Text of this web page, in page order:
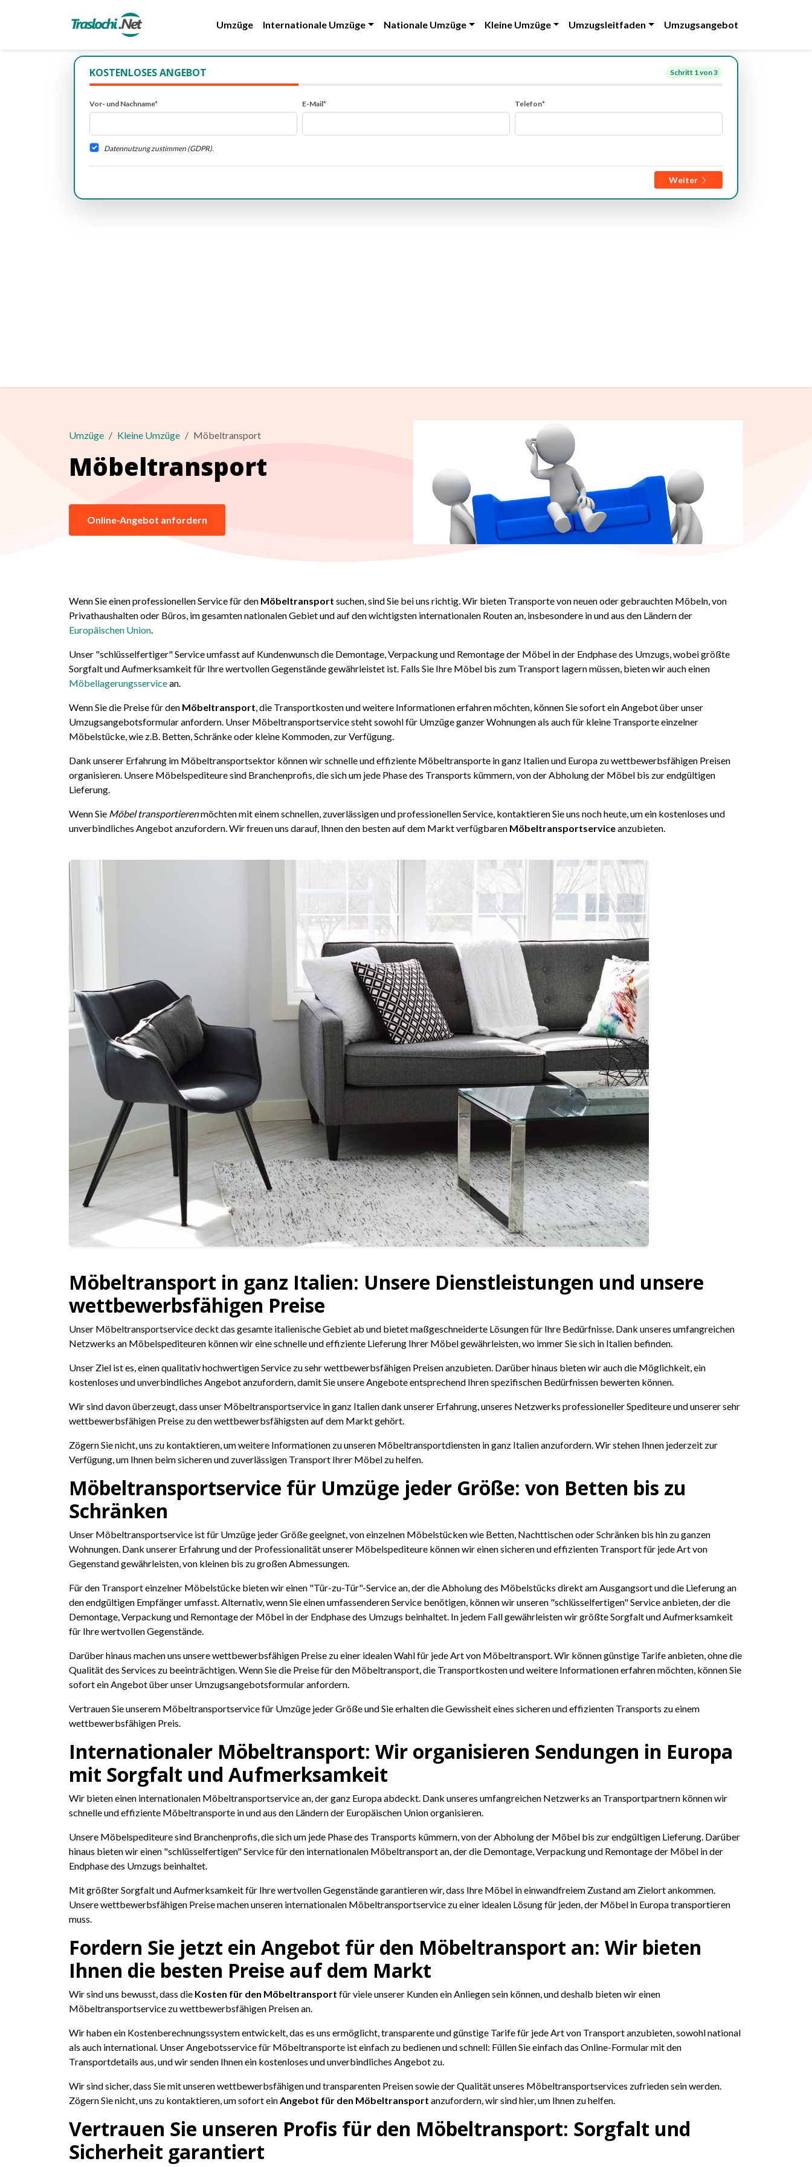
Umzüge Internationale Umzüge Nationale Umzüge Kleine Umzüge Umzugsleitfaden Umzugsangebot
KOSTENLOSES ANGEBOT Schritt 1von 3
Vor- und Nachname* E-Mail* Telefon*
Datennutzung zustimmen (GDPR).
Weiter
Umzüge Kleine Umzüge Möbeltransport
Möbeltransport
Online-Angebot anfordern
Wenn Sie einen professionellen Service für den Möbeltransport suchen, sind Sie bei uns richtig. Wir bieten Transporte von neuen oder gebrauchten Möbeln, von
Privathaushalten oder Büros, im gesamten nationalen Gebiet und auf den wichtigsten internationalen Routen an, insbesondere in und aus den Ländern der
Europäischen Union.
Unser "schlüsselfertiger" Service umfasst auf Kundenwunsch die Demontage, Verpackung und Remontage der Möbel in der Endphase des Umzugs, wobei größte
Sorgfalt und Aufmerksamkeit für Ihre wertvollen Gegenstände gewährleistet ist. Falls Sie Ihre Möbel bis zum Transport lagern müssen, bieten wir auch einen
Möbellagerungsservicean.
Wenn Sie die Preise für den Möbeltransport, die Transportkosten und weitere Informationen erfahren möchten, können Sie sofort ein Angebot über unser
Umzugsangebotsformular anfordern. Unser Möbeltransportservice steht sowohl für Umzüge ganzer Wohnungen als auch für kleine Transporte einzelner
Möbelstücke, wie z.B. Betten, Schränke oder kleine Kommoden, zur Verfügung.
Dank unserer Erfahrung im Möbeltransportsektor können wir schnelle und effiziente Möbeltransporte in ganz Italien und Europa zu wettbewerbsfähigen Preisen
organisieren. Unsere Möbelspediteure sind Branchenprofis, die sich um jede Phase des Transports kümmern, von der Abholung der Möbel bis zur endgültigen
Lieferung.
Wenn Sie Möbel transportierenmöchten mit einem schnellen, zuverlässigen und professionellen Service, kontaktieren Sie uns noch heute, um ein kostenloses und
unverbindliches Angebot anzufordern. Wir freuen uns darauf, Ihnen den besten auf dem Markt verfügbaren Möbeltransportserviceanzubieten.
Möbeltransport in ganz Italien: Unsere Dienstleistungen und unsere
wettbewerbsfähigen Preise
Unser Möbeltransportservice deckt das gesamte italienische Gebiet ab und bietet maßgeschneiderte Lösungen für Ihre Bedürfnisse. Dank unseres umfangreichen
Netzwerks an Möbelspediteuren können wir eine schnelle und effiziente Lieferung Ihrer Möbel gewährleisten, wo immer Sie sich in Italien befinden.
Unser Ziel ist es, einen qualitativ hochwertigen Service zu sehr wettbewerbsfähigen Preisen anzubieten. Darüber hinaus bieten wir auch die Möglichkeit, ein
kostenloses und unverbindliches Angebot anzufordern, damit Sie unsere Angebote entsprechend Ihren spezifischen Bedürfnissen bewerten können.
Wir sind davon überzeugt, dass unser Möbeltransportservice in ganz Italien dank unserer Erfahrung, unseres Netzwerks professioneller Spediteure und unserer sehr
wettbewerbsfähigen Preise zu den wettbewerbsfähigsten auf dem Markt gehört.
Zögern Sie nicht, uns zu kontaktieren, um weitere Informationen zu unseren Möbeltransportdiensten in ganz Italien anzufordern. Wir stehen Ihnen jederzeit zur
Verfügung, um Ihnen beim sicheren und zuverlässigen Transport Ihrer Möbel zu helfen.
Möbeltransportservice für Umzüge jeder Größe: von Betten bis zu
Schränken
Unser Möbeltransportservice ist für Umzüge jeder Größe geeignet, von einzelnen Möbelstücken wie Betten, Nachttischen oder Schränken bis hin zu ganzen
Wohnungen. Dank unserer Erfahrung und der Professionalität unserer Möbelspediteure können wir einen sicheren und effizienten Transport für jede Art von
Gegenstand gewährleisten, von kleinen bis zu großen Abmessungen.
Für den Transport einzelner Möbelstücke bieten wir einen "Tür-zu-Tür"-Service an, der die Abholung des Möbelstücks direkt am Ausgangsort und die Lieferung an
den endgültigen Empfänger umfasst. Alternativ, wenn Sie einen umfassenderen Service benötigen, können wir unseren "schlüsselfertigen" Service anbieten, der die
Demontage, Verpackung und Remontage der Möbel in der Endphase des Umzugs beinhaltet. In jedem Fall gewährleisten wir größte Sorgfalt und Aufmerksamkeit
für Ihre wertvollen Gegenstände.
Darüber hinaus machen uns unsere wettbewerbsfähigen Preise zu einer idealen Wahl für jede Art von Möbeltransport. Wir können günstige Tarife anbieten, ohne die
Qualität des Services zu beeinträchtigen. Wenn Sie die Preise für den Möbeltransport, die Transportkosten und weitere Informationen erfahren möchten, können Sie
sofort ein Angebot über unser Umzugsangebotsformular anfordern.
Vertrauen Sie unserem Möbeltransportservice für Umzüge jeder Größe und Sie erhalten die Gewissheit eines sicheren und effizienten Transports zu einem
wettbewerbsfähigen Preis.
Internationaler Möbeltransport: Wir organisieren Sendungen in Europa
mit Sorgfalt und Aufmerksamkeit
Wir bieten einen internationalen Möbeltransportservice an, der ganz Europa abdeckt. Dank unseres umfangreichen Netzwerks an Transportpartnern können wir
schnelle und effiziente Möbeltransporte in und aus den Ländern der Europäischen Union organisieren.
Unsere Möbelspediteure sind Branchenprofis, die sich um jede Phase des Transports kümmern, von der Abholung der Möbel bis zur endgültigen Lieferung. Darüber
hinaus bieten wir einen "schlüsselfertigen" Service für den internationalen Möbeltransport an, der die Demontage, Verpackung und Remontage der Möbel in der
Endphase des Umzugs beinhaltet.
Mit größter Sorgfalt und Aufmerksamkeit für Ihre wertvollen Gegenstände garantieren wir, dass Ihre Möbel in einwandfreiem Zustand am Zielort ankommen.
Unsere wettbewerbsfähigen Preise machen unseren internationalen Möbeltransportservice zu einer idealen Lösung für jeden, der Möbel in Europa transportieren
muss.
Fordern Sie jetzt ein Angebot für den Möbeltransport an: Wir bieten
Ihnen die besten Preise auf dem Markt
Wir sind uns bewusst, dass die Kosten für den Möbeltransport für viele unserer Kunden ein Anliegen sein können, und deshalb bieten wir einen
Möbeltransportservice zu wettbewerbsfähigen Preisen an.
Wir haben ein Kostenberechnungssystem entwickelt, das es uns ermöglicht, transparente und günstige Tarife für jede Art von Transport anzubieten, sowohl national
als auch international. Unser Angebotsservice für Möbeltransporte ist einfach zu bedienen und schnell: Füllen Sie einfach das Online-Formular mit den
Transportdetails aus, und wir senden Ihnen ein kostenloses und unverbindliches Angebot zu.
Wir sind sicher, dass Sie mit unseren wettbewerbsfähigen und transparenten Preisen sowie der Qualität unseres Möbeltransportservices zufrieden sein werden.
Zögern Sie nicht, uns zu kontaktieren, um sofort einAngebot für den Möbeltransport anzufordern, wir sind hier, um Ihnen zu helfen.
Vertrauen Sie unseren Profis für den Möbeltransport: Sorgfalt und
Sicherheit garantiert